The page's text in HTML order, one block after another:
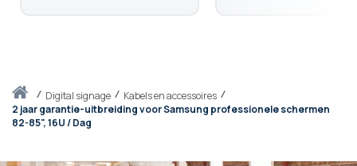
Thuisdigital signage
Kabels en accessoires
2 jaar garantie-uitbreiding voor Samsung professionele schermen
82-85", 16U / Dag